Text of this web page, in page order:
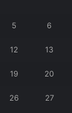
5 6
12 13
19 20
26 27